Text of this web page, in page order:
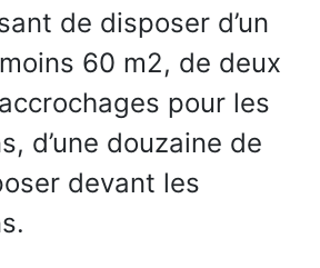
de disposer d’un
60 m2, de deux
pour les
d’une douzaine de
devant les